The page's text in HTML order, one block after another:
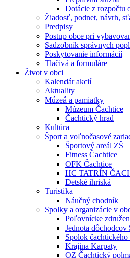
Dotácie z rozpočtu
Žiadosť, podnet, návrh,
Predpisy
Postup obce pri
Sadzobník správnych
Poskytovanie informácií
Tlačivá a formuláre
Život v obci
Kalendár akcií
Aktuality
Múzeá a pamiatky
Múzeum Čachtice
Čachtický hrad
Kultúra
Šport a voľnočasové
Športový areál ZŠ
Fitness Čachtice
OFK Čachtice
HC TATRÍN
Detské ihriská
Turistika
Náučný chodník
Spolky a organizácie v
Poľovnícke
Jednota dôchodcov
Spolok čachtického
Krajina Karpaty
OZ Čachtický